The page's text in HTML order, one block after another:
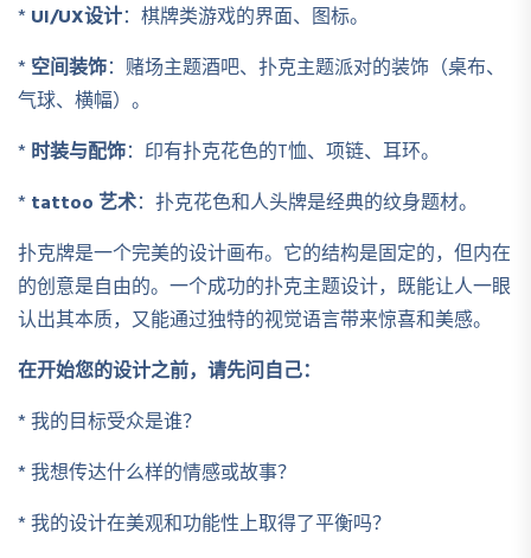
*UI/UX设计：棋牌类游戏的界面、图标。
*空间装饰：赌场主题酒吧、扑克主题派对的装饰（桌布、
气球、横幅）。
*时装与配饰：印有扑克花色的T恤、项链、耳环。
*tattoo 艺术：扑克花色和人头牌是经典的纹身题材。
扑克牌是一个完美的设计画布。它的结构是固定的，但内在
的创意是自由的。一个成功的扑克主题设计，既能让人一眼
认出其本质，又能通过独特的视觉语言带来惊喜和美感。
在开始您的设计之前，请先问自己：
* 我的目标受众是谁？
* 我想传达什么样的情感或故事？
* 我的设计在美观和功能性上取得了平衡吗？